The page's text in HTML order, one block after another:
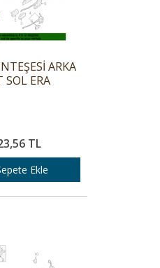
ARKA
SOL ERA
TL
Ekle